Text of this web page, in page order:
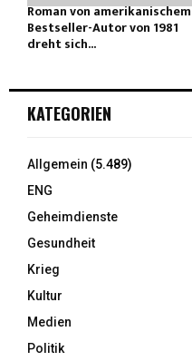
Roman von amerikanischem
Bestseller-Autor von 1981
dreht sich...
KATEGORIEN
Allgemein (5.489)
ENG
Geheimdienste
Gesundheit
Krieg
Kultur
Medien
Politik